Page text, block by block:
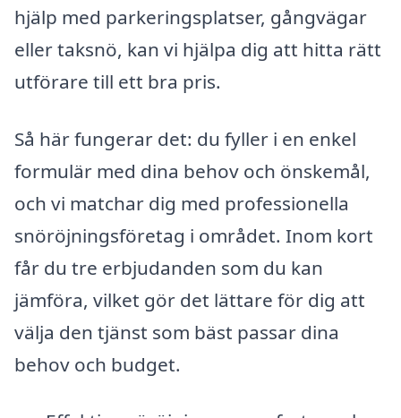
hjälp med parkeringsplatser, gångvägar
eller taksnö, kan vi hjälpa dig att hitta rätt
utförare till ett bra pris.
Så här fungerar det: du fyller i en enkel
formulär med dina behov och önskemål,
och vi matchar dig med professionella
snöröjningsföretag i området. Inom kort
får du tre erbjudanden som du kan
jämföra, vilket gör det lättare för dig att
välja den tjänst som bäst passar dina
behov och budget.